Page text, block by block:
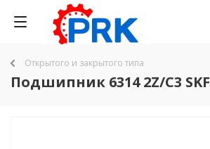
Открытого и закрытого типа
Подшипник 6314 2Z/C3 SKF